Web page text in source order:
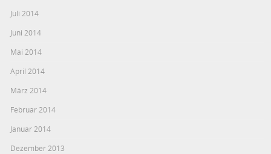
Juli 2014
Juni 2014
Mai 2014
April 2014
März 2014
Februar 2014
Januar 2014
Dezember 2013